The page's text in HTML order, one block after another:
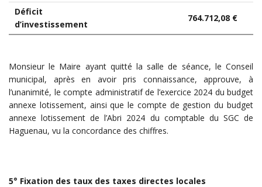
Déficit
d’investissement
764.712,08 €
Monsieur le Maire ayant quitté la salle de séance, le Conseil
municipal, après en avoir pris connaissance, approuve, à
l’unanimité, le compte administratif de l’exercice 2024 du budget
annexe lotissement, ainsi que le compte de gestion du budget
annexe lotissement de l’Abri 2024 du comptable du SGC de
Haguenau, vu la concordance des chiffres.
5° Fixation des taux des taxes directes locales